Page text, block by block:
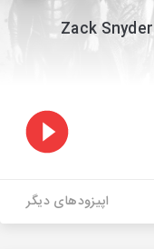
اپیزودهای دیگر